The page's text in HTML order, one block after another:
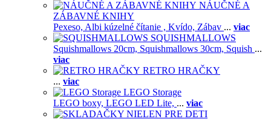
NÁUČNÉ A
ZÁBAVNÉ KNIHY
Pexeso, Albi kúzelné čítanie , Kvído, Zábav ... viac
SQUISHMALLOWS
Squishmallows 20cm, Squishmallows 30cm, Squish ...
viac
RETRO HRAČKY
... viac
LEGO Storage
LEGO boxy, LEGO LED Lite, ... viac